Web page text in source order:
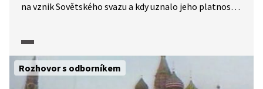
na vznik Sovětského svazu a kdy uznalo jeho platnost?
Historie.cs.
Rozhovor s odborníkem